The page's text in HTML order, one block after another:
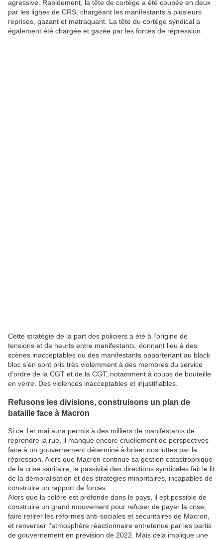
agressive. Rapidement, la tête de cortège a été coupée en deux
par les lignes de CRS, chargeant les manifestants à plusieurs
reprises, gazant et matraquant. La tête du cortège syndical a
également été chargée et gazée par les forces de répression.
Cette stratégie de la part des policiers a été à l’origine de
tensions et de heurts entre manifestants, donnant lieu à des
scènes inacceptables ou des manifestants appartenant au black
bloc s’en sont pris très violemment à des membres du service
d’ordre de la CGT et de la CGT, notamment à coups de bouteille
en verre. Des violences inacceptables et injustifiables.
Refusons les divisions, construisons un plan de
bataille face à Macron
Si ce 1er mai aura permis à des milliers de manifestants de
reprendre la rue, il manque encore cruellement de perspectives
face à un gouvernement déterminé à briser nos luttes par la
répression. Alors que Macron continue sa gestion catastrophique
de la crise sanitaire, la passivité des directions syndicales fait le lit
de la démoralisation et des stratégies minoritaires, incapables de
construire un rapport de forces.
Alors que la colère est profonde dans le pays, il est possible de
construire un grand mouvement pour refuser de payer la crise,
faire retirer les réformes anti-sociales et sécuritaires de Macron,
et renverser l’atmosphère réactionnaire entretenue par les partis
de gouvernement en prévision de 2022. Mais cela implique une